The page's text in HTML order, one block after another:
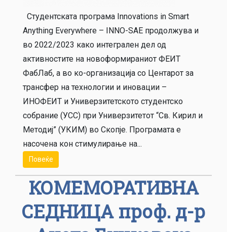
Студентската програма Innovations in Smart
Anything Everywhere – INNO-SAE продолжува и
во 2022/2023 како интегрален дел од
активностите на новоформираниот ФЕИТ
ФабЛаб, а во ко-организација со Центарот за
трансфер на технологии и иновации –
ИНОФЕИТ и Универзитетското студентско
собрание (УСС) при Универзитетот “Св. Кирил и
Методиј” (УКИМ) во Скопје. Програмата е
насочена кон стимулирање на...
Повеќе
КОМЕМОРАТИВНА
СЕДНИЦА проф. д-р